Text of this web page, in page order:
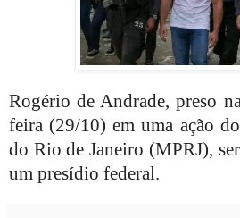
Rogério de Andrade, preso
feira (29/10) em uma ação
do Rio de Janeiro (MPRJ),
um presídio federal.